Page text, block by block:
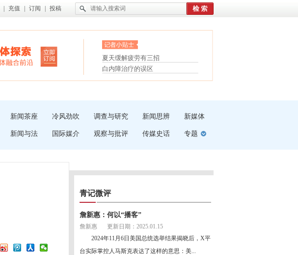
充值 订阅 投稿
“枝桠”“树桠”宜写成“枝...
夏天缓解疲劳有三招
护腰，摆脱六大坏习惯
受伤了冰敷还是热敷
白内障治疗的误区
新闻茶座 冷风劲吹 调查与研究 新闻思辨 新媒体
新闻与法 国际媒介 观察与批评 传媒史话 专题
青记微评
詹新惠：何以“播客”
詹新惠
更新日期：2025.01.15
2024年11月6日美国总统选举结果揭晓后，X平
台实际掌控人马斯克表达了这样的意思：美...